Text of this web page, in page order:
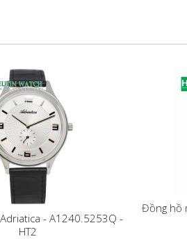
- A1240.5253Q -
HT2
Đồng hồ